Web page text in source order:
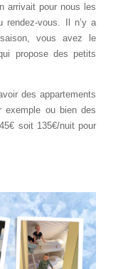
arrivait pour nous les
rendez-vous. Il n’y a
vous avez le
propose des petits
des appartements
exemple ou bien des
soit 135€/nuit pour